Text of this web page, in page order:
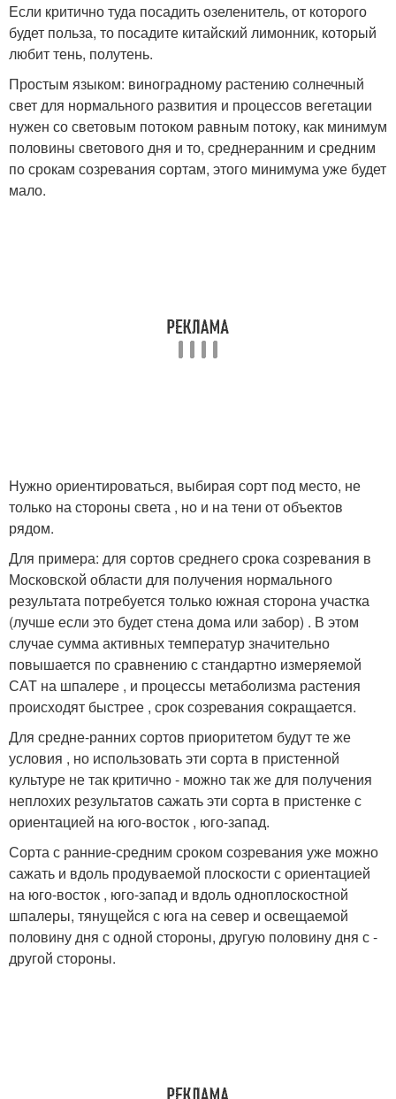
Если критично туда посадить озеленитель, от которого
будет польза, то посадите китайский лимонник, который
любит тень, полутень.
Простым языком: виноградному растению солнечный
свет для нормального развития и процессов вегетации
нужен со световым потоком равным потоку, как минимум
половины светового дня и то, среднеранним и средним
по срокам созревания сортам, этого минимума уже будет
мало.
Нужно ориентироваться, выбирая сорт под место, не
только на стороны света , но и на тени от объектов
рядом.
Для примера: для сортов среднего срока созревания в
Московской области для получения нормального
результата потребуется только южная сторона участка
(лучше если это будет стена дома или забор) . В этом
случае сумма активных температур значительно
повышается по сравнению с стандартно измеряемой
САТ на шпалере , и процессы метаболизма растения
происходят быстрее , срок созревания сокращается.
Для средне-ранних сортов приоритетом будут те же
условия , но использовать эти сорта в пристенной
культуре не так критично - можно так же для получения
неплохих результатов сажать эти сорта в пристенке с
ориентацией на юго-восток , юго-запад.
Сорта с ранние-средним сроком созревания уже можно
сажать и вдоль продуваемой плоскости с ориентацией
на юго-восток , юго-запад и вдоль одноплоскостной
шпалеры, тянущейся с юга на север и освещаемой
половину дня с одной стороны, другую половину дня с -
другой стороны.